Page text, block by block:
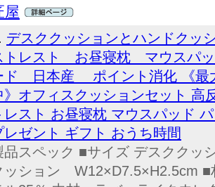
屋
デスククッションとハンドクッ
トレスト お昼寝枕 マウス
ド 日本産 ポイント消化 《最
》オフィスクッションセット 高
レスト お昼寝枕 マウスパッド
レゼント ギフト おうち時間
品スペック ■サイズ デスクク
ッション W12×D7.5×H2.5cm